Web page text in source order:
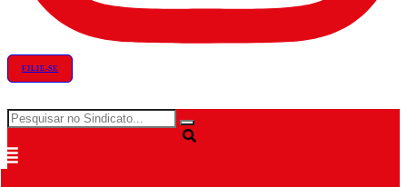
FILIE-SE